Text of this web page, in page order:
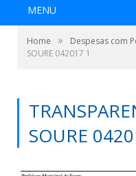
MENU
Home » Despesas com
SOURE 042017 1
SOURE